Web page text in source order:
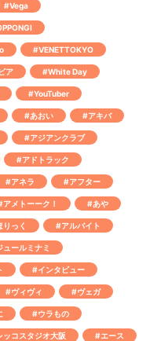
#Vega
#VENETTOKYO
ア #White Day
#YouTuber
#あおい #アキバ
#アジアンクラブ
#アドトラック
#アネラ #アフター
アメトーーク！ #あや
っく #アルバイト
ールミナミ
#インタビュー
#ヴィヴィ #ヴェガ
#ウラもの
ッコスタジオ大阪 #エース